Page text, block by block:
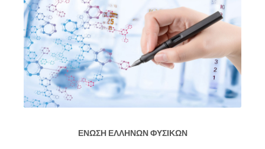
ΕΝΩΣΗ ΕΛΛΗΝΩΝ ΦΥΣΙΚΩΝ